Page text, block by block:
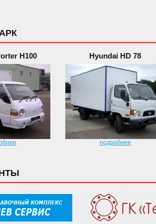
H100 Hyundai HD 78
подробнее